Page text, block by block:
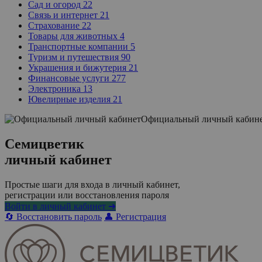
Сад и огород 22
Связь и интернет 21
Страхование 22
Товары для животных 4
Транспортные компании 5
Туризм и путешествия 90
Украшения и бижутерия 21
Финансовые услуги 277
Электроника 13
Ювелирные изделия 21
Официальный личный
Семицветик
личный кабинет
Простые шаги для входа в личный кабинет,
регистрации или восстановления пароля
Войти в личный кабинет ➜
🔄 Восстановить пароль 👤 Регистрация